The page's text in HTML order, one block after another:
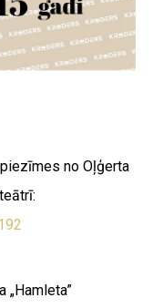
no Oļģerta
„Hamleta”